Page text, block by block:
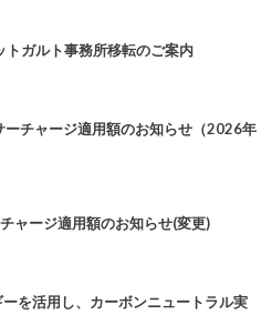
トガルト事務所移転のご案内
チャージ適用額のお知らせ（2026年
ージ適用額のお知らせ(変更)
を活用し、カーボンニュートラル実